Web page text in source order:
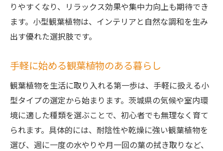
りやすくなり、リラックス効果や集中力向上も期待でき
ます。小型観葉植物は、インテリアと自然な調和を生み
出す優れた選択肢です。
手軽に始める観葉植物のある暮らし
観葉植物を生活に取り入れる第一歩は、手軽に扱える小
型タイプの選定から始まります。茨城県の気候や室内環
境に適した種類を選ぶことで、初心者でも無理なく育て
られます。具体的には、耐陰性や乾燥に強い観葉植物を
選び、週に一度の水やりや月一回の葉の拭き取りなど、